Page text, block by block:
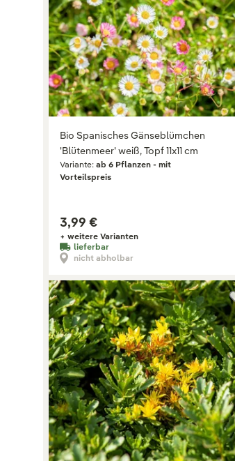
Bio Spanisches Gänseblümchen
'Blütenmeer' weiß, Topf 11x11 cm
Variante: ab 6 Pflanzen - mit
Vorteilspreis
3,99 €
+ weitere Varianten
lieferbar
nicht abholbar